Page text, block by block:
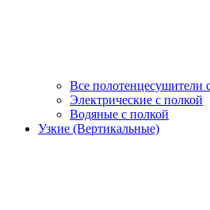
Все полотенцесушители
Электрические с полкой
Водяные с полкой
Узкие (Вертикальные)